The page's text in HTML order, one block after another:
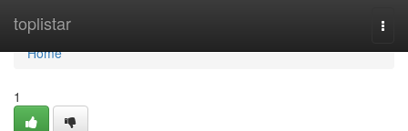
toplistar
Home
Home
1